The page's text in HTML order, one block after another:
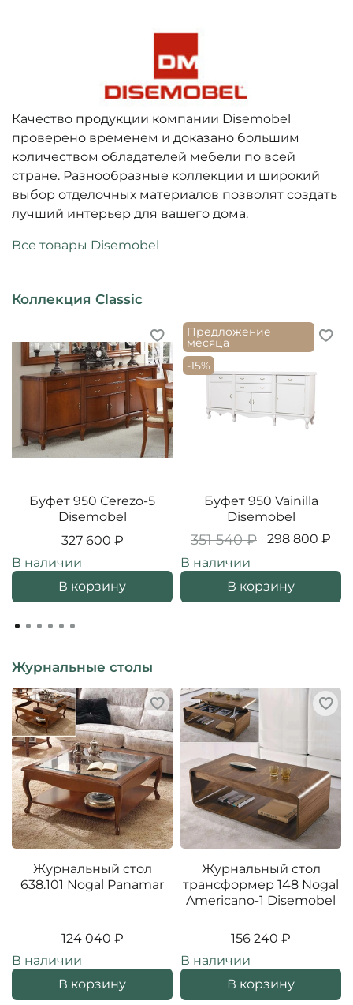
Качество продукции компании Disemobel
проверено временем и доказано большим
количеством обладателей мебели по всей
стране. Разнообразные коллекции и широкий
выбор отделочных материалов позволят создать
лучший интерьер для вашего дома.
Все товары Disemobel
Коллекция Classic
Буфет 950 Cerezo-5
Disemobel
327 600 ₽
В наличии
В корзину
Предложение
месяца
-15%
Буфет 950 Vainilla
Disemobel
351 540 ₽
298 800 ₽
В наличии
В корзину
Журнальные столы
Журнальный стол
638.101 Nogal Panamar
124 040 ₽
В наличии
В корзину
Журнальный стол
трансформер 148 Nogal
Americano-1 Disemobel
156 240 ₽
В наличии
В корзину